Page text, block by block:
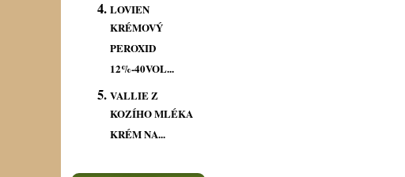
LOVIEN
KRÉMOVÝ
PEROXID
12%-40VOL...
VALLIE Z
KOZÍHO MLÉKA
KRÉM NA...